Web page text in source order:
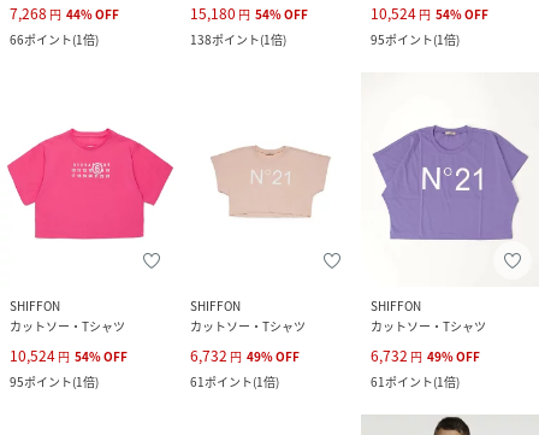
7,268 円 44%OFF
66ポイント(1倍)
15,180 円 54%OFF
138ポイント(1倍)
10,524 円 54%OFF
95ポイント(1倍)
SHIFFON
カットソー・Tシャツ
10,524 円 54%OFF
95ポイント(1倍)
SHIFFON
カットソー・Tシャツ
6,732 円 49%OFF
61ポイント(1倍)
SHIFFON
カットソー・Tシャツ
6,732 円 49%OFF
61ポイント(1倍)